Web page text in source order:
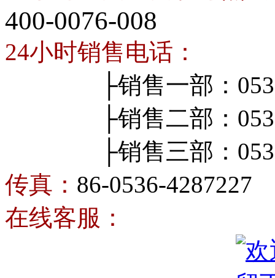
400-0076-008
24小时销售电话：
├销售一部：0536-
├销售二部：0536-
├销售三部：0536-
传真： 86-0536-4287227
在线客服：